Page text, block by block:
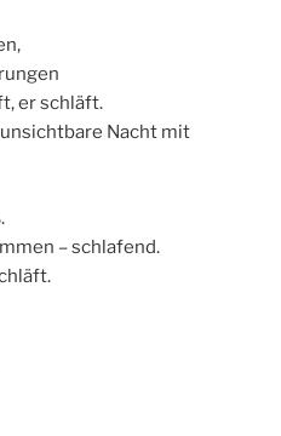
er schläft.
Nacht mit
– schlafend.